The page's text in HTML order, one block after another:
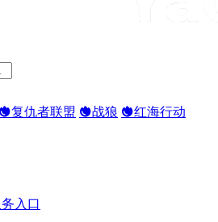
复仇者联盟 战狼 红海行动